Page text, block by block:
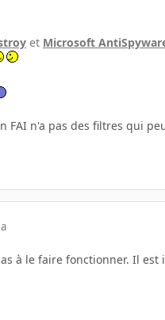
et Microsoft
FAI n'a pas des filtres qui
à le faire fonctionner. Il